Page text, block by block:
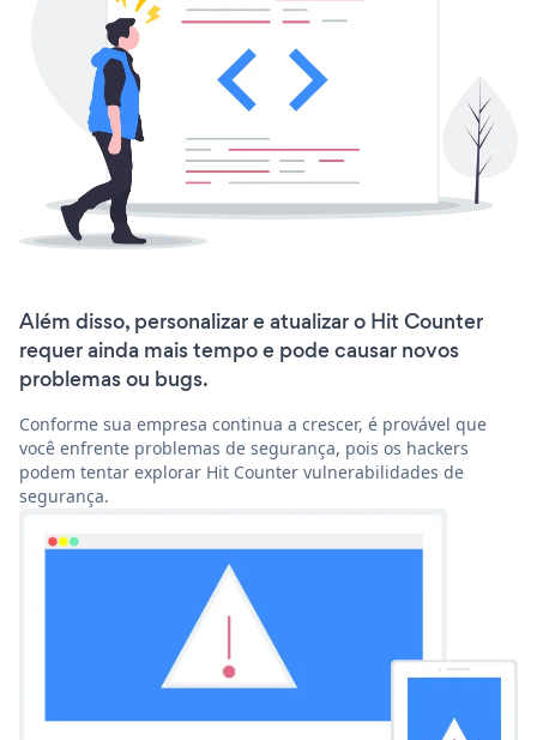
Além disso, personalizar e atualizar o Hit Counter
requer ainda mais tempo e pode causar novos
problemas ou bugs.
Conforme sua empresa continua a crescer, é provável que
você enfrente problemas de segurança, pois os hackers
podem tentar explorar Hit Counter vulnerabilidades de
segurança.